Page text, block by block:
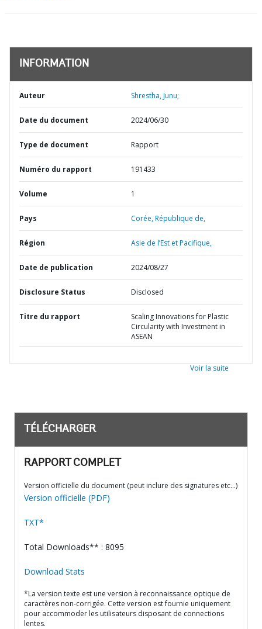
INFORMATION
Auteur Shrestha, Junu;
Date du document 2024/06/30
Type de document Rapport
Numéro du rapport 191433
Volume 1
Pays Corée,République de,
Région Asie de l’Est et Pacifique,
Date de publication 2024/08/27
Disclosure Status Disclosed
Titre du rapport
Scaling Innovations for Plastic
Circularity with Investment in
ASEAN
Voir la suite
TÉLÉCHARGER
RAPPORT COMPLET
Version officielle du document (peut inclure des signatures etc…)
Version officielle (PDF)
TXT*
Total Downloads** : 8095
Download Stats
*La version texte est une version à reconnaissance optique de
caractères non-corrigée. Cette version est fournie uniquement
pour accommoder les utilisateurs disposant de connections
lentes.